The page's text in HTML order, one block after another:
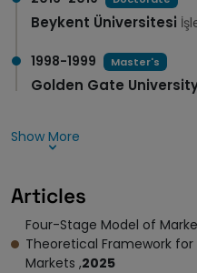
Beykent Üni̇versi̇tesi̇
1998-1999 Master's
Golden Gate
Show More
Articles
Four-Stage Model of
Theoretical Framework
Markets ,2025